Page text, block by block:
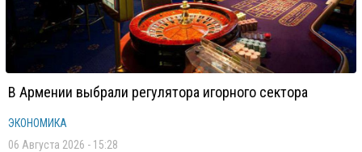
В Армении выбрали регулятора игорного сектора
ЭКОНОМИКА
06 Августа 2026 - 15:28